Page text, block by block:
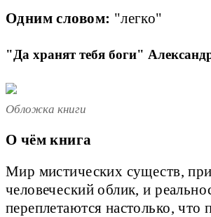
Одним словом: "легко"
"Да хранят тебя боги"
Обложка книги
О чём книга
Мир мистических существ,
человеческий облик, и
переплетаются настолько, что